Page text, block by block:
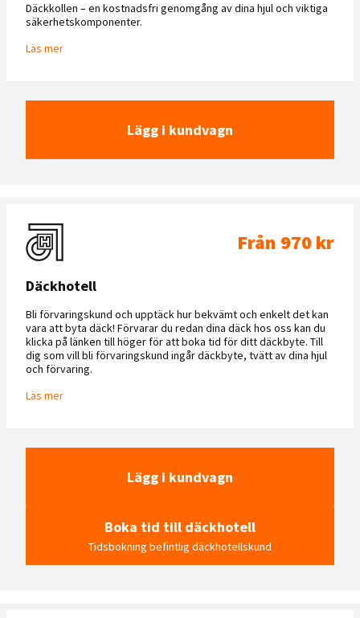
Däckkollen – en kostnadsfri genomgång av dina hjul och viktiga
säkerhetskomponenter.
Läs mer
Lägg i kundvagn
Däckhotell
Från 970 kr
Bli förvaringskund och upptäck hur bekvämt och enkelt det kan
vara att byta däck! Förvarar du redan dina däck hos oss kan du
klicka på länken till höger för att boka tid för ditt däckbyte. Till
dig som vill bli förvaringskund ingår däckbyte, tvätt av dina hjul
och förvaring.
Läs mer
Lägg i kundvagn
Boka tid till däckhotell
Tidsbokning befintlig däckhotellskund